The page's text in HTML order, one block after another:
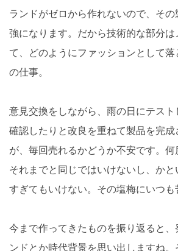
ランドがゼロから作れないので、そ
強になります。だから技術的な部分は
て、どのようにファッションとして
の仕事。
意見交換をしながら、雨の日にテス
確認したりと改良を重ねて製品を完成
が、毎回売れるかどうか不安です。何
それまでと同じではいけないし、かと
すぎてもいけない。その塩梅にいつも
今まで作ってきたものを振り返ると、
ンドとか時代背景を思い出しますね。